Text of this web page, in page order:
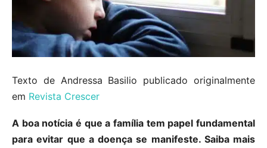
Texto de Andressa Basilio publicado originalmente
em Revista Crescer
A boa notícia é que a família tem papel fundamental
para evitar que a doença se manifeste. Saiba mais